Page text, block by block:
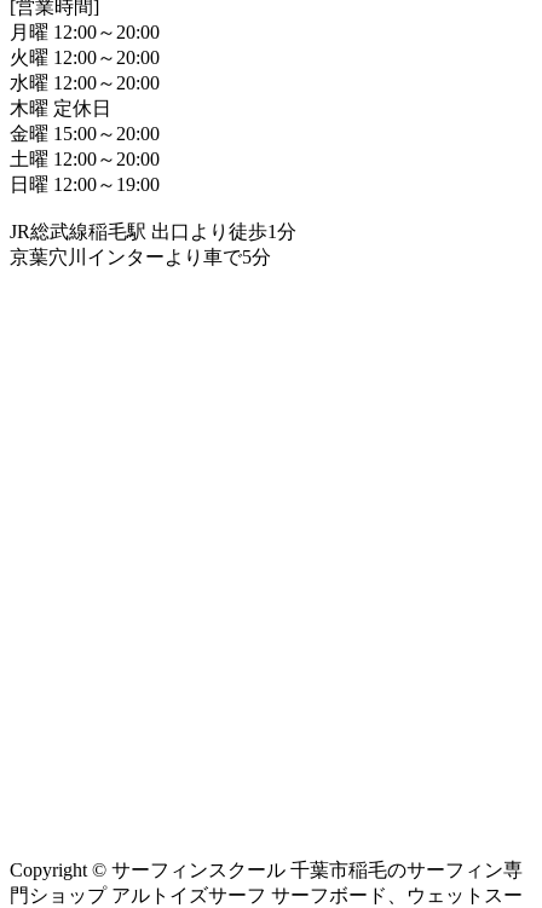
[営業時間]
月曜 12:00～20:00
火曜 12:00～20:00
水曜 12:00～20:00
木曜 定休日
金曜 15:00～20:00
土曜 12:00～20:00
日曜 12:00～19:00
JR総武線稲毛駅 出口より徒歩1分
京葉穴川インターより車で5分
Copyright © サーフィンスクール 千葉市稲毛のサーフィン専
門ショップ アルトイズサーフ サーフボード、ウェットスー